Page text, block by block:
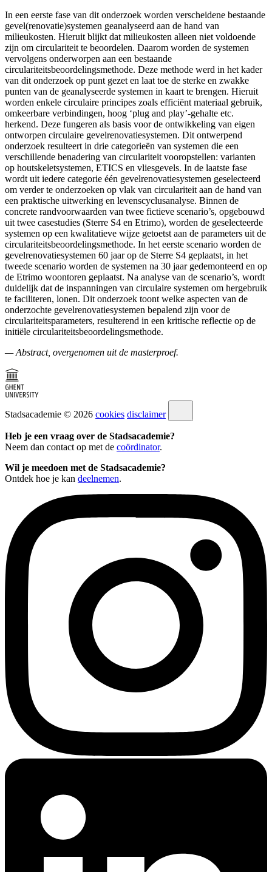
In een eerste fase van dit onderzoek worden verscheidene bestaande
gevel(renovatie)systemen geanalyseerd aan de hand van
milieukosten. Hieruit blijkt dat milieukosten alleen niet voldoende
zijn om circulariteit te beoordelen. Daarom worden de systemen
vervolgens onderworpen aan een bestaande
circulariteitsbeoordelingsmethode. Deze methode werd in het kader
van dit onderzoek op punt gezet en laat toe de sterke en zwakke
punten van de geanalyseerde systemen in kaart te brengen. Hieruit
worden enkele circulaire principes zoals efficiënt materiaal gebruik,
omkeerbare verbindingen, hoog ‘plug and play’-gehalte etc.
herkend. Deze fungeren als basis voor de ontwikkeling van eigen
ontworpen circulaire gevelrenovatiesystemen. Dit ontwerpend
onderzoek resulteert in drie categorieën van systemen die een
verschillende benadering van circulariteit vooropstellen: varianten
op houtskeletsystemen, ETICS en vliesgevels. In de laatste fase
wordt uit iedere categorie één gevelrenovatiesystemen geselecteerd
om verder te onderzoeken op vlak van circulariteit aan de hand van
een praktische uitwerking en levenscyclusanalyse. Binnen de
concrete randvoorwaarden van twee fictieve scenario’s, opgebouwd
uit twee casestudies (Sterre S4 en Etrimo), worden de geselecteerde
systemen op een kwalitatieve wijze getoetst aan de parameters uit de
circulariteitsbeoordelingsmethode. In het eerste scenario worden de
gevelrenovatiesystemen 60 jaar op de Sterre S4 geplaatst, in het
tweede scenario worden de systemen na 30 jaar gedemonteerd en op
de Etrimo woontoren geplaatst. Na analyse van de scenario’s, wordt
duidelijk dat de inspanningen van circulaire systemen om hergebruik
te faciliteren, lonen. Dit onderzoek toont welke aspecten van de
onderzochte gevelrenovatiesystemen bepalend zijn voor de
circulariteitsparameters, resulterend in een kritische reflectie op de
initiële circulariteitsbeoordelingsmethode.
— Abstract, overgenomen uit de masterproef.
Stadsacademie © 2026 cookies disclaimer
Heb je een vraag over de Stadsacademie?
Neem dan contact op met de coördinator.
Wil je meedoen met de Stadsacademie?
Ontdek hoe je kan deelnemen.